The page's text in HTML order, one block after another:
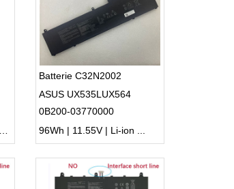
Batterie C32N2002
ASUS UX535LUX564
0B200-03770000
96Wh | 11.55V | Li-ion ...